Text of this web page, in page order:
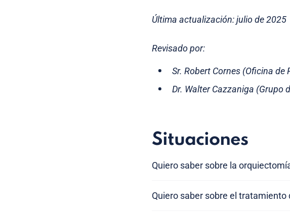
Última actualización: julio de 2025
Revisado por:
Sr. Robert Cornes (Oficina de
Dr. Walter Cazzaniga (Grupo
Situaciones
Quiero saber sobre la
Quiero saber sobre el